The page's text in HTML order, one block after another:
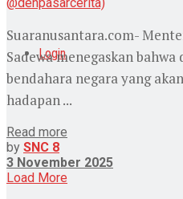
Login
Suaranusantara.com-
Sadewa menegaskan
bendahara negara yang
hadapan ...
Read more
by SNC 8
3 November 2025
Load More